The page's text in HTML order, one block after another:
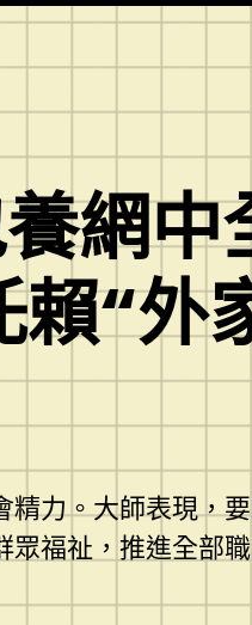
網中
“外
力。大師表現，
福祉，推進全部